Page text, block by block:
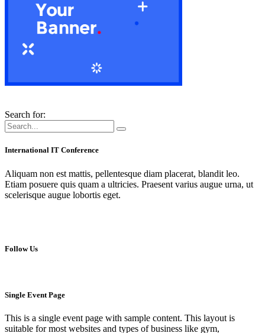
Search for:
International IT Conference
Aliquam non est mattis, pellentesque diam placerat, blandit leo.
Etiam posuere quis quam a ultricies. Praesent varius augue urna, ut
scelerisque augue lobortis eget.
Follow Us
Single Event Page
This is a single event page with sample content. This layout is
suitable for most websites and types of business like gym,